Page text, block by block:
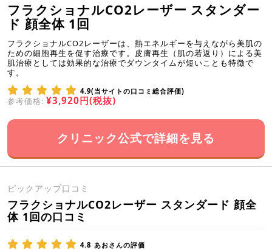
フラクショナルCO2レーザー スタンダー
ド 顔全体 1回
フラクショナルCO2レーザーは、熱エネルギーを与えながら美肌の
ための細胞再生を促す治療です。皮膚再生（肌の若返り）による美
肌治療としては効果的な治療でダウンタイムが短いことも特徴で
す。
4.9(当サイトの口コミ総合評価)
参考価格: ¥3,920円(税抜)
クリニック公式で詳細を見る
ピックアップ口コミ
フラクショナルCO2レーザー スタンダード 顔全
体 1回の口コミ
4.8 あおさんの評価